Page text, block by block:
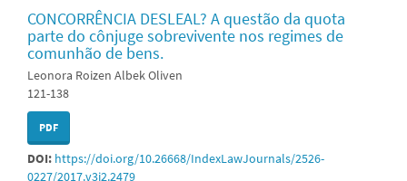
CONCORRÊNCIA DESLEAL? A questão da quota
parte do cônjuge sobrevivente nos regimes de
comunhão de bens.
Leonora Roizen Albek Oliven
121-138
PDF
DOI: https://doi.org/10.26668/IndexLawJournals/2526-
0227/2017.v3i2.2479